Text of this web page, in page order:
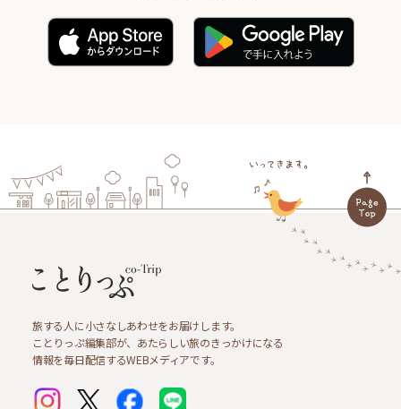
旅する人に小さなしあわせをお届けします。
ことりっぷ編集部が、あたらしい旅のきっかけになる
情報を毎日配信するWEBメディアです。